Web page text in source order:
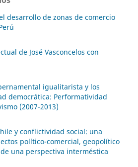
desarrollo de zonas de comercio
de José Vasconcelos con
igualitarista y los
democrática: Performatividad
(2007-2013)
y conflictividad social: una
político-comercial, geopolítico
una perspectiva interméstica